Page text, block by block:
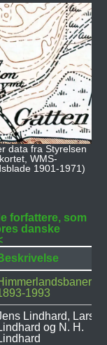
data fra Styrelsen
WMS-
1901-1971)
forfattere, som
danske
1993
Lindhard, Lars
og N. H.